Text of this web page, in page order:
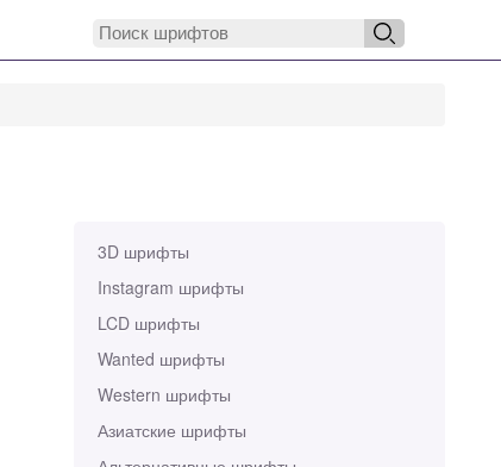
3D шрифты
Instagram шрифты
LCD шрифты
Wanted шрифты
Western шрифты
Азиатские шрифты